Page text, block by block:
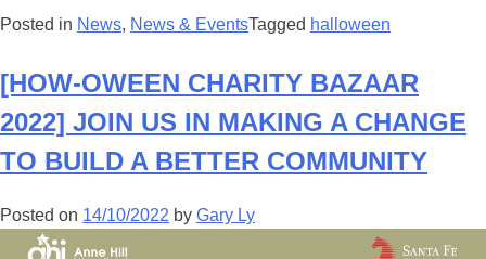
Posted in News, News & EventsTagged halloween
[HOW-OWEEN CHARITY BAZAAR
2022] JOIN US IN MAKING A CHANGE
TO BUILD A BETTER COMMUNITY
Posted on 14/10/2022 by Gary Ly